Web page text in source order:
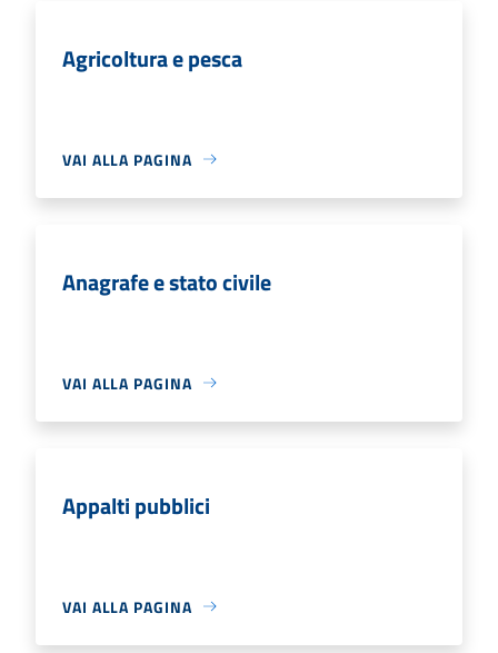
Agricoltura e pesca
VAI ALLA PAGINA
Anagrafe e stato civile
VAI ALLA PAGINA
Appalti pubblici
VAI ALLA PAGINA